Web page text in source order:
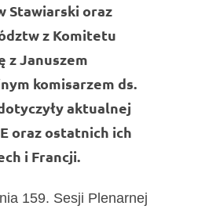
Stawiarskioraz
z Komitetu
z Januszem
komisarzem ds.
aktualnej
oraz ostatnich ich
i Francji.
159. Sesji Plenarnej